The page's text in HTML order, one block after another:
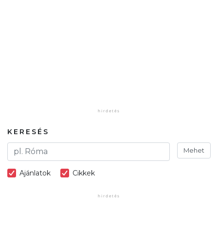
KERESÉS
Mehet
Ajánlatok Cikkek